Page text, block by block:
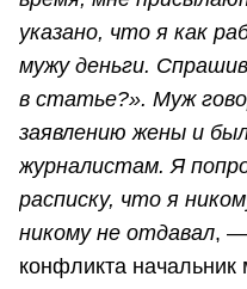
указано, что я как
мужу деньги.
в статье?». Муж
заявлению жены и
журналистам. Я
расписку, что я
никому не отдавал, —
конфликта начальник